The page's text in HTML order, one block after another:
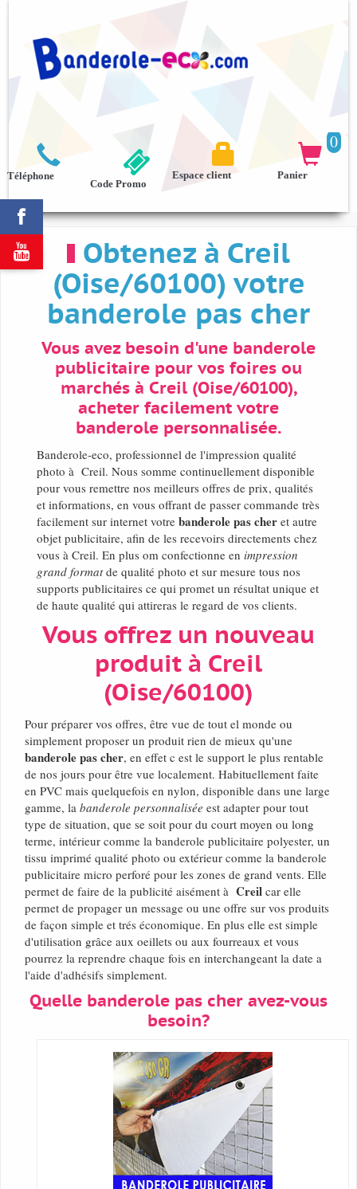



Téléphone
0

Panier

Espace client
Code Promo
Obtenez à Creil
(Oise/60100) votre
banderole pas cher
Vous avez besoin d'une banderole
publicitaire pour vos foires ou
marchés à Creil (Oise/60100),
acheter facilement votre
banderole personnalisée.
Banderole-eco, professionnel de l'impression qualité
photo à Creil. Nous somme continuellement disponible
pour vous remettre nos meilleurs offres de prix, qualités
et informations, en vous offrant de passer commande très
facilement sur internet votre banderole pas cher et autre
objet publicitaire, afin de les recevoirs directements chez
vous à Creil. En plus om confectionne en impression
grand formatde qualité photo et sur mesure tous nos
supports publicitaires ce qui promet un résultat unique et
de haute qualité qui attireras le regard de vos clients.
Vous offrez un nouveau
produit à Creil
(Oise/60100)
Pour préparer vos offres, être vue de tout el monde ou
simplement proposer un produit rien de mieux qu'une
banderole pas cher, en effet c est le support le plus rentable
de nos jours pour être vue localement. Habituellement faite
en PVC mais quelquefois en nylon, disponible dans une large
gamme, la banderole personnalisée est adapter pour tout
type de situation, que se soit pour du court moyen ou long
terme, intérieur comme la banderole publicitaire polyester, un
tissu imprimé qualité photo ou extérieur comme la banderole
publicitaire micro perforé pour les zones de grand vents. Elle
permet de faire de la publicité aisément à Creil car elle
permet de propager un message ou une offre sur vos produits
de façon simple et trés économique. En plus elle est simple
d'utilisation grâce aux oeillets ou aux fourreaux et vous
pourrez la reprendre chaque fois en interchangeant la date a
l'aide d'adhésifs simplement.
Quelle banderole pas cher avez-vous
besoin?